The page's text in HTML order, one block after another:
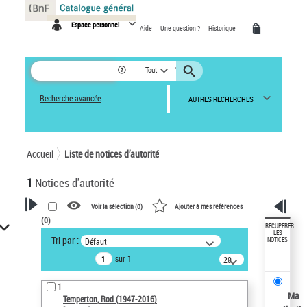
Espace personnel Aide Une question ? Historique
Tout
Recherche avancée AUTRES RECHERCHES
Accueil Liste de notices d’autorité
1 Notices d'autorité
VOTRE RECHERCHE
Recherche avancée dans les
notices d’autorité
Œuvres liées à l'auteur :
Temperton, Rod (1947-2016)
Voir la sélection (0) Ajouter à mes références
(0)
Tri par : Défaut
sur 1
20
résultats/page
1
Temperton, Rod (1947-2016)
RÉCUPÉRER
LES
NOTICES
Ma
Panneau de gestion des cookies